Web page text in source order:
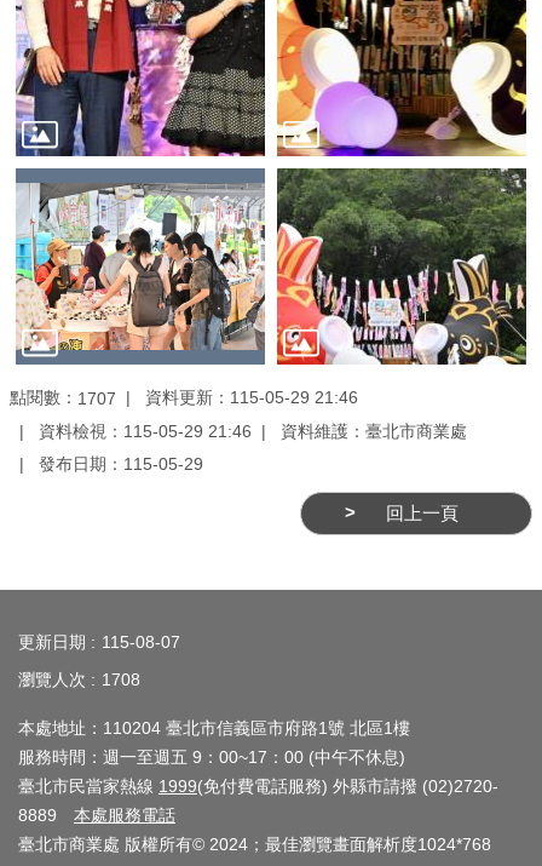
點閱數： 1707
資料更新：115-05-29 21:46
資料檢視：115-05-29 21:46
資料維護：臺北市商業處
發布日期：115-05-29
回上一頁
更新日期
115-08-07
瀏覽人次
1708
本處地址：110204 臺北市信義區市府路1號 北區1樓
服務時間：週一至週五 9：00~17：00 (中午不休息)
臺北市民當家熱線 1999(免付費電話服務) 外縣市請撥 (02)2720-
8889 本處服務電話
臺北市商業處 版權所有© 2024；最佳瀏覽畫面解析度1024*768